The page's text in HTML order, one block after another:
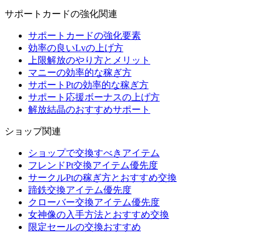
サポートカードの強化関連
サポートカードの強化要素
効率の良いLvの上げ方
上限解放のやり方とメリット
マニーの効率的な稼ぎ方
サポートPtの効率的な稼ぎ方
サポート応援ボーナスの上げ方
解放結晶のおすすめサポート
ショップ関連
ショップで交換すべきアイテム
フレンドPt交換アイテム優先度
サークルPtの稼ぎ方とおすすめ交換
蹄鉄交換アイテム優先度
クローバー交換アイテム優先度
女神像の入手方法とおすすめ交換
限定セールの交換おすすめ